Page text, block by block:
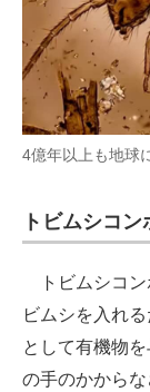
4億年以上も地球
トビムシコ
トビムシコン
ビムシを入れ
として有機物
の手のかから